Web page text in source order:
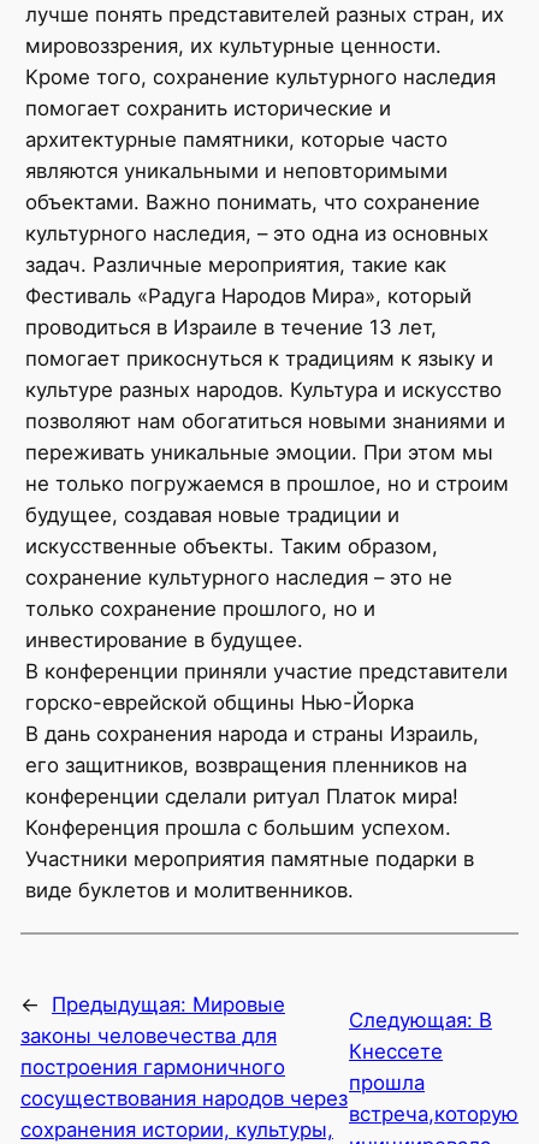
лучше понять представителей разных стран, их
мировоззрения, их культурные ценности.
Кроме того, сохранение культурного наследия
помогает сохранить исторические и
архитектурные памятники, которые часто
являются уникальными и неповторимыми
объектами. Важно понимать, что сохранение
культурного наследия, – это одна из основных
задач. Различные мероприятия, такие как
Фестиваль «Радуга Народов Мира», который
проводиться в Израиле в течение 13 лет,
помогает прикоснуться к традициям к языку и
культуре разных народов. Культура и искусство
позволяют нам обогатиться новыми знаниями и
переживать уникальные эмоции. При этом мы
не только погружаемся в прошлое, но и строим
будущее, создавая новые традиции и
искусственные объекты. Таким образом,
сохранение культурного наследия – это не
только сохранение прошлого, но и
инвестирование в будущее.
В конференции приняли участие представители
горско-еврейской общины Нью-Йорка
В дань сохранения народа и страны Израиль,
его защитников, возвращения пленников на
конференции сделали ритуал Платок мира!
Конференция прошла с большим успехом.
Участники мероприятия памятные подарки в
виде буклетов и молитвенников.
← Предыдущая: Мировые
законы человечества для
построения гармоничного
сосуществования народов через
сохранения истории, культуры,
Следующая: В
Кнессете
прошла
встреча,которую